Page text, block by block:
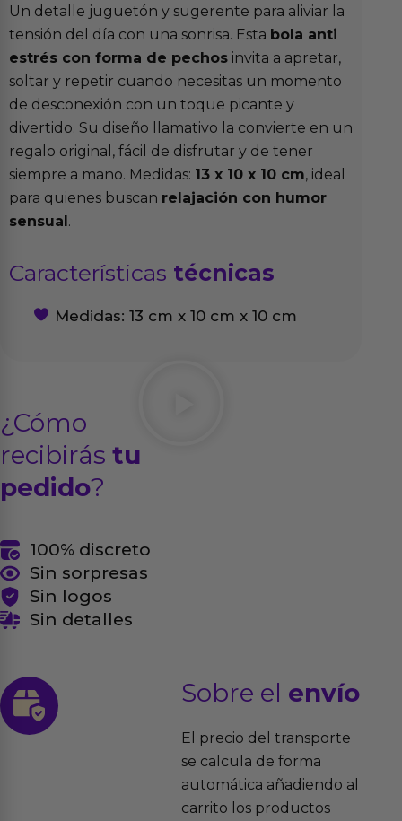
Un detalle juguetón y sugerente para aliviar la
tensión del día con una sonrisa. Esta bola anti
estrés con forma de pechos invita a apretar,
soltar y repetir cuando necesitas un momento
de desconexión con un toque picante y
divertido. Su diseño llamativo la convierte en un
regalo original, fácil de disfrutar y de tener
siempre a mano. Medidas: 13 x 10 x 10 cm, ideal
para quienes buscan relajación con humor
sensual.
Características técnicas
Medidas: 13 cm x 10 cm x 10 cm
¿Cómo
recibirás tu
pedido?
100% discreto
Sin sorpresas
Sin logos
Sin detalles
Sobre el envío
El precio del transporte
se calcula de forma
automática añadiendo al
carrito los productos